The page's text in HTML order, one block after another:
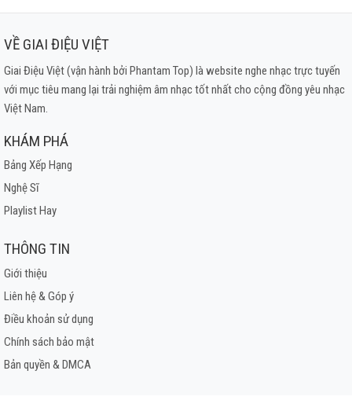
VỀ GIAI ĐIỆU VIỆT
Giai Điệu Việt (vận hành bởi Phantam Top) là website nghe nhạc trực tuyến
với mục tiêu mang lại trải nghiệm âm nhạc tốt nhất cho cộng đồng yêu nhạc
Việt Nam.
KHÁM PHÁ
Bảng Xếp Hạng
Nghệ Sĩ
Playlist Hay
THÔNG TIN
Giới thiệu
Liên hệ & Góp ý
Điều khoản sử dụng
Chính sách bảo mật
Bản quyền & DMCA